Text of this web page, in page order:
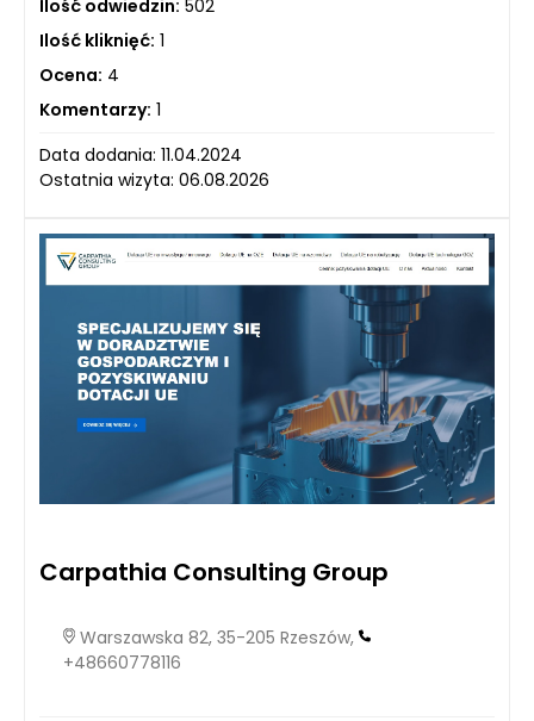
Ilość odwiedzin: 502
Ilość kliknięć: 1
Ocena: 4
Komentarzy: 1
Data dodania: 11.04.2024
Ostatnia wizyta: 06.08.2026
Carpathia Consulting Group
Warszawska 82, 35-205 Rzeszów,
+48660778116